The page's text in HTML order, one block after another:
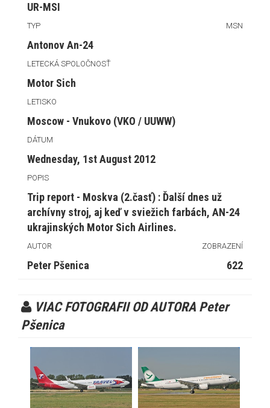
UR-MSI
TYP MSN
Antonov An-24
LETECKÁ SPOLOČNOSŤ
Motor Sich
LETISKO
Moscow - Vnukovo (VKO / UUWW)
DÁTUM
Wednesday, 1st August 2012
POPIS
Trip report - Moskva (2.časť) : Ďalší dnes už
archívny stroj, aj keď v sviežich farbách, AN-24
ukrajinských Motor Sich Airlines.
AUTOR ZOBRAZENÍ
Peter Pšenica 622
VIAC FOTOGRAFII OD AUTORA Peter
Pšenica